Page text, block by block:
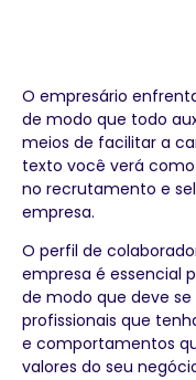
O empresário
de modo que todo
meios de facilitar a
texto você verá
no recrutamento e
empresa.
O perfil de
empresa é essencial
de modo que deve
profissionais que
e comportamentos
valores do seu